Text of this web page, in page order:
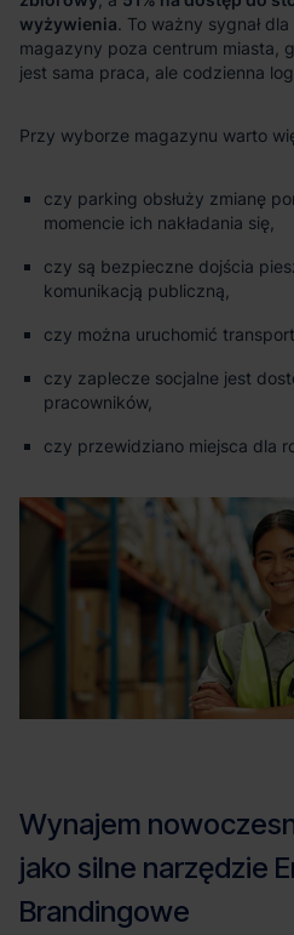
wyżywienia
czy parking obsłuży zmianę
momencie ich nakładania się,
czy są bezpieczne dojścia
komunikacją publiczną,
czy można uruchomić
czy zaplecze socjalne jest
pracowników,
czy przewidziano miejsca dla